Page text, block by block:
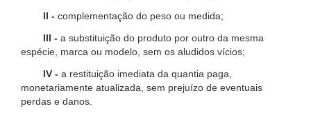
II - complementação do peso ou medida;
III - a substituição do produto por outro da mesma
espécie, marca ou modelo, sem os aludidos vícios;
IV - a restituição imediata da quantia paga,
monetariamente atualizada, sem prejuízo de eventuais
perdas e danos.